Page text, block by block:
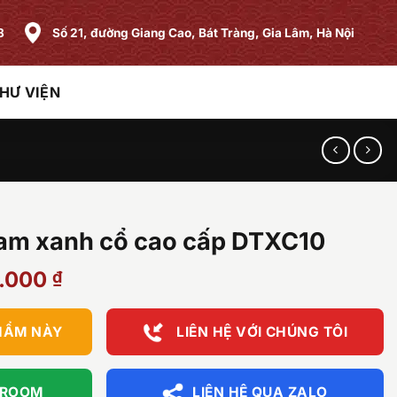
Số 21, đường Giang Cao, Bát Tràng, Gia Lâm, Hà Nội
VIỆN
xanh cổ cao cấp DTXC10
₫.
₫Giá
tại
4.100.000 ₫.
NÀY LIÊN HỆ VỚI CHÚNG TÔI
LIÊN HỆ QUA ZALO